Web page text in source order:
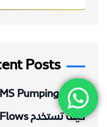
Posts
ما هو SMS Pumping؟
كيف تستخدم WhatsApp Flows